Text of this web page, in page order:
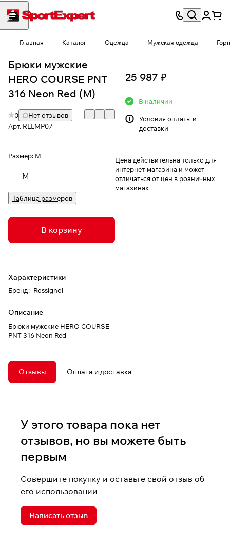
Главная Каталог Одежда Мужская одежда
Брюки мужские
HERO COURSE PNT
316 Neon Red (M)
0
Нет отзывов
Арт. RLLMP07
Размер: M
M
Таблица размеров
В корзину
Характеристики
Бренд: Rossignol
Описание
Брюки мужские HERO COURSE
PNT 316 Neon Red
25 987 ₽
В наличии
Условия оплаты и
доставки
Цена действительна только для
интернет-магазина и может
отличаться от цен в розничных
магазинах
Отзывы Оплата и доставка
У этого товара пока нет
отзывов, но вы можете быть
первым
Совершите покупку и оставьте свой отзыв об
его использовании
Написать отзыв